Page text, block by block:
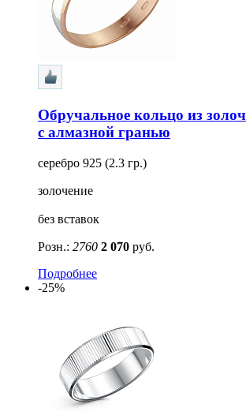
Обручальное кольцо из
с алмазной гранью
серебро 925 (2.3 гр.)
золочение
без вставок
Розн.: 2760 2 070 руб.
Подробнее
-25%